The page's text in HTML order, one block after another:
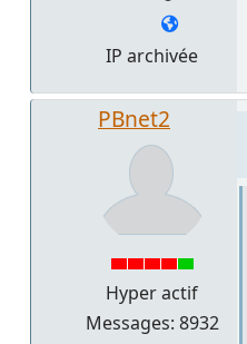
IP archivée
PBnet2
Hyper actif
Messages: 8932